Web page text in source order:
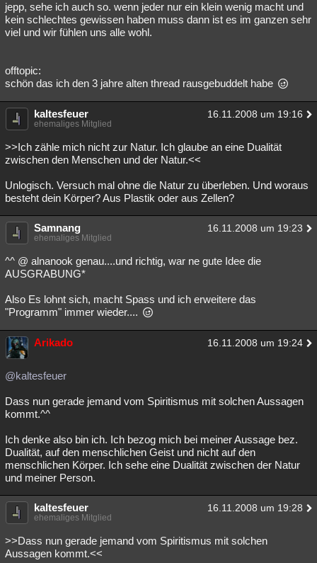
jepp, sehe ich auch so. wenn jeder nur ein klein wenig macht und
kein schlechtes gewissen haben muss dann ist es im ganzen sehr
viel und wir fühlen uns alle wohl.
offtopic:
schön das ich den 3 jahre alten thread rausgebuddelt habe
kaltesfeuer 16.11.2008 um 19:16
ehemaliges Mitglied
>>Ich zähle mich nicht zur Natur. Ich glaube an eine Dualität
zwischen den Menschen und der Natur.<<
Unlogisch. Versuch mal ohne die Natur zu überleben. Und woraus
besteht dein Körper? Aus Plastik oder aus Zellen?
Samnang 16.11.2008 um 19:23
ehemaliges Mitglied
^^ @ alnanook genau....und richtig, war ne gute Idee die
AUSGRABUNG*
Also Es lohnt sich, macht Spass und ich erweitere das
"Programm" immer wieder....
Arikado 16.11.2008 um 19:24
@kaltesfeuer
Dass nun gerade jemand vom Spiritismus mit solchen Aussagen
kommt.^^
Ich denke also bin ich. Ich bezog mich bei meiner Aussage bez.
Dualität, auf den menschlichen Geist und nicht auf den
menschlichen Körper. Ich sehe eine Dualität zwischen der Natur
und meiner Person.
kaltesfeuer 16.11.2008 um 19:28
ehemaliges Mitglied
>>Dass nun gerade jemand vom Spiritismus mit solchen
Aussagen kommt.<<